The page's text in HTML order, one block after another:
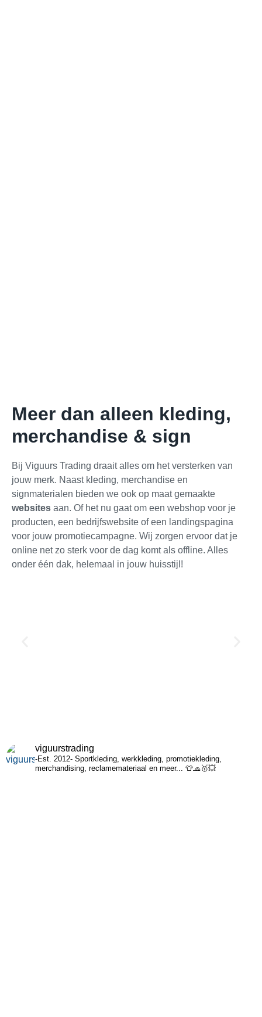
Meer dan alleen kleding,
merchandise & sign
Bij Viguurs Trading draait alles om het versterken van
jouw merk. Naast kleding, merchandise en
signmaterialen bieden we ook op maat gemaakte
websites aan. Of het nu gaat om een webshop voor je
producten, een bedrijfswebsite of een landingspagina
voor jouw promotiecampagne. Wij zorgen ervoor dat je
online net zo sterk voor de dag komt als offline. Alles
onder één dak, helemaal in jouw huisstijl!
viguurstrading
-Est. 2012- Sportkleding, werkkleding, promotiekleding,
merchandising, reclamemateriaal en meer... 👕🧢🥇💥